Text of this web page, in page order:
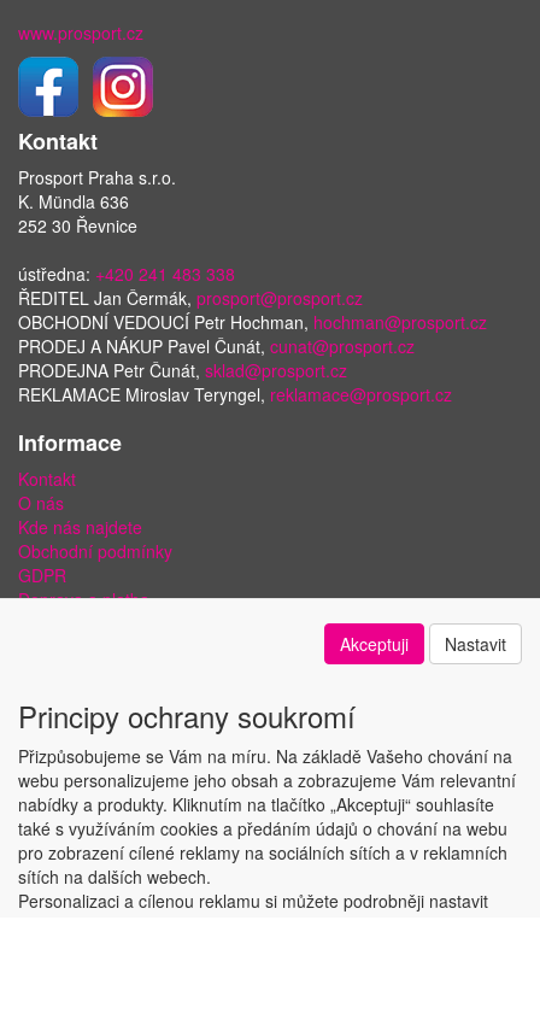
www.prosport.cz
Kontakt
Prosport Praha s.r.o.
K. Mündla 636
252 30 Řevnice
ústředna: +420 241 483 338
ŘEDITEL Jan Čermák, prosport@prosport.cz
OBCHODNÍ VEDOUCÍ Petr Hochman, hochman@prosport.cz
PRODEJ A NÁKUP Pavel Čunát, cunat@prosport.cz
PRODEJNA Petr Čunát, sklad@prosport.cz
REKLAMACE Miroslav Teryngel, reklamace@prosport.cz
Informace
Kontakt
O nás
Kde nás najdete
Obchodní podmínky
GDPR
Doprava a platba
Copyright © ABRA Software a.s. 2018
Akceptuji Nastavit
Principy ochrany soukromí
Přizpůsobujeme se Vám na míru. Na základě Vašeho chování na
webu personalizujeme jeho obsah a zobrazujeme Vám relevantní
nabídky a produkty. Kliknutím na tlačítko „Akceptuji“ souhlasíte
také s využíváním cookies a předáním údajů o chování na webu
pro zobrazení cílené reklamy na sociálních sítích a v reklamních
sítích na dalších webech.
Personalizaci a cílenou reklamu si můžete podrobněji nastavit